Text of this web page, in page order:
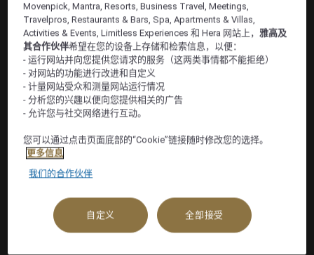
Movenpick, Mantra, Resorts, Business Travel, Meetings,
Travelpros, Restaurants & Bars, Spa, Apartments & Villas,
Activities & Events, Limitless Experiences 和 Hera 网站上，雅高及
其合作伙伴希望在您的设备上存储和检索信息，以便：
- 运行网站并向您提供您请求的服务（这两类事情都不能拒绝）
- 对网站的功能进行改进和自定义
- 计量网站受众和测量网站运行情况
- 分析您的兴趣以便向您提供相关的广告
- 允许您与社交网络进行互动。
您可以通过点击页面底部的“Cookie”链接随时修改您的选择。
更多信息
我们的合作伙伴
自定义 全部接受